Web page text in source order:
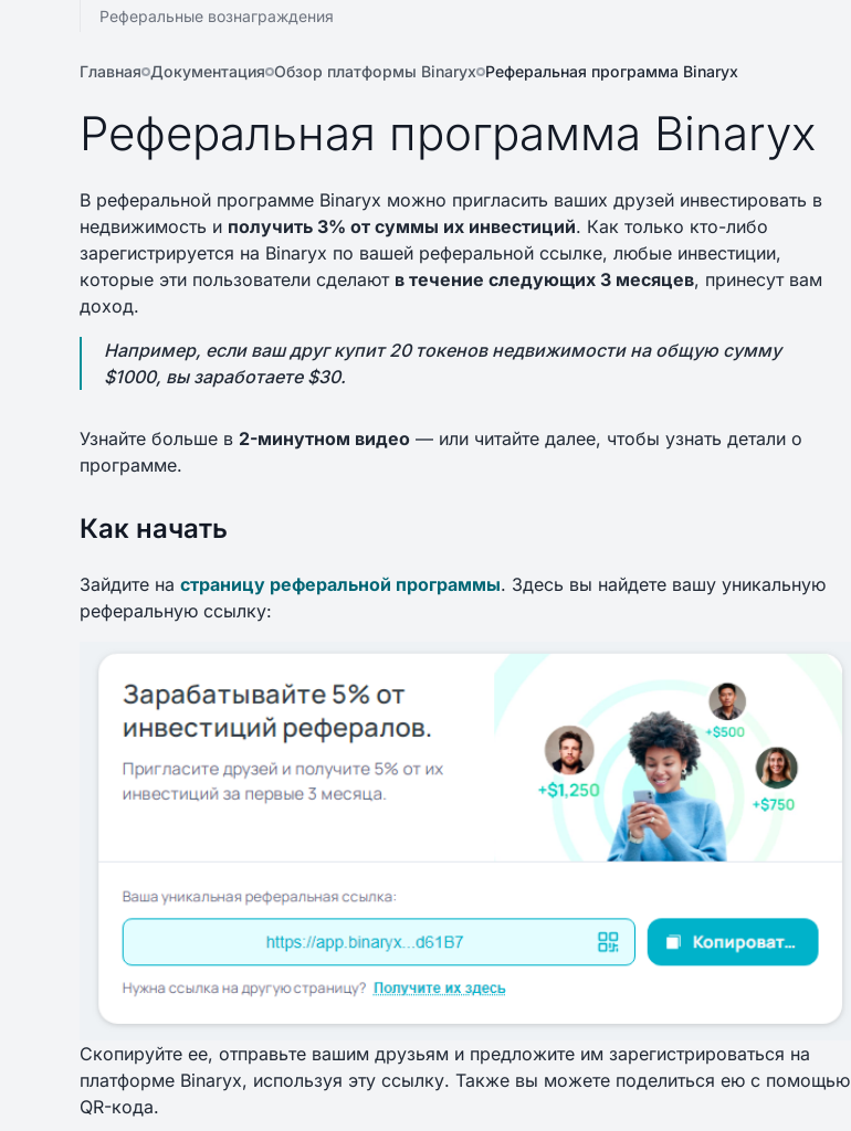
Реферальные вознаграждения
Главная Документация Обзор платформы Binaryx Реферальная программа Binaryx
Реферальная программа Binaryx
В реферальной программе Binaryx можно пригласить ваших друзей инвестировать в
недвижимость и получить 3% от суммы их инвестиций. Как только кто-либо
зарегистрируется на Binaryx по вашей реферальной ссылке, любые инвестиции,
которые эти пользователи сделают в течение следующих 3 месяцев, принесут вам
доход.
Например, если ваш друг купит 20 токенов недвижимости на общую сумму
$1000, вы заработаете $30.
Узнайте больше в 2-минутном видео — или читайте далее, чтобы узнать детали о
программе.
Как начать
Зайдите на страницу реферальной программы. Здесь вы найдете вашу уникальную
реферальную ссылку:
Скопируйте ее, отправьте вашим друзьям и предложите им зарегистрироваться на
платформе Binaryx, используя эту ссылку. Также вы можете поделиться ею с помощью
QR-кода.